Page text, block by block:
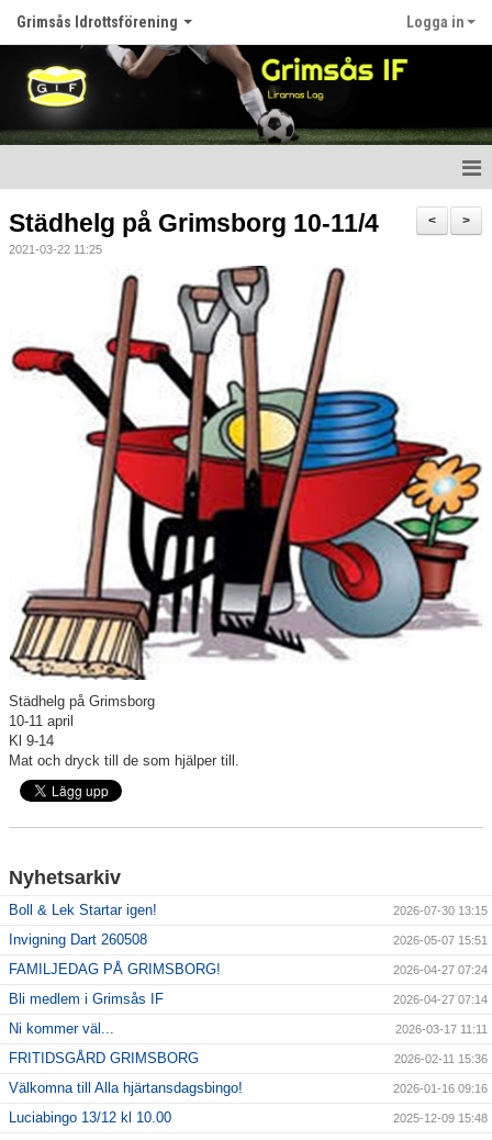
Grimsås Idrottsförening Logga in
Nyheter
Kalender
Länkar
Grimsås IF styrdokument
GDPR
>
<
Städhelg på Grimsborg 10-11/4
2021-03-22 11:25
Städhelg på Grimsborg
10-11 april
Kl 9-14
Mat och dryck till de som hjälper till.
Nyhetsarkiv
Boll & Lek Startar igen! 2026-07-30 13:15
Invigning Dart 260508 2026-05-07 15:51
FAMILJEDAG PÅ GRIMSBORG! 2026-04-27 07:24
Bli medlem i Grimsås IF 2026-04-27 07:14
Ni kommer väl... 2026-03-17 11:11
FRITIDSGÅRD GRIMSBORG 2026-02-11 15:36
Välkomna till Alla hjärtansdagsbingo! 2026-01-16 09:16
Luciabingo 13/12 kl 10.00 2025-12-09 15:48